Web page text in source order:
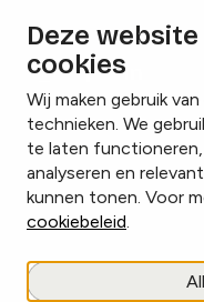
Deze
cookies
Wij maken gebruik
technieken. We
te laten
analyseren en
kunnen tonen. Voor
cookiebeleid.
Cookies beheren
Privacy policy
copyright © 2026